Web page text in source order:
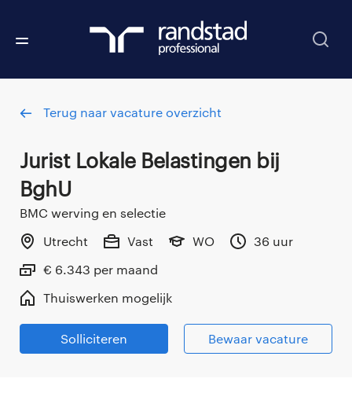
Terug naar vacature overzicht
Jurist Lokale Belastingen bij
BghU
BMC werving en selectie
Utrecht
Vast WO
36 uur
€ 6.343 per maand
Thuiswerken mogelijk
Solliciteren Bewaar vacature